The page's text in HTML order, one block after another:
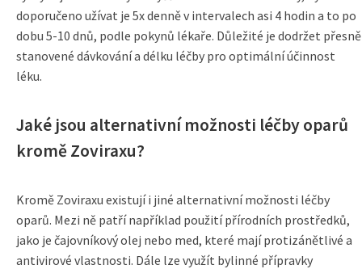
doporučeno užívat je 5x denně v intervalech asi 4 hodin a to po
dobu 5-10 dnů, podle pokynů lékaře. Důležité je dodržet přesně
stanovené dávkování a délku léčby pro optimální účinnost
léku.
Jaké jsou alternativní možnosti léčby oparů
kromě Zoviraxu?
Kromě Zoviraxu existují i jiné alternativní možnosti léčby
oparů. Mezi ně patří například použití přírodních prostředků,
jako je čajovníkový olej nebo med, které mají protizánětlivé a
antivirové vlastnosti. Dále lze využít bylinné přípravky